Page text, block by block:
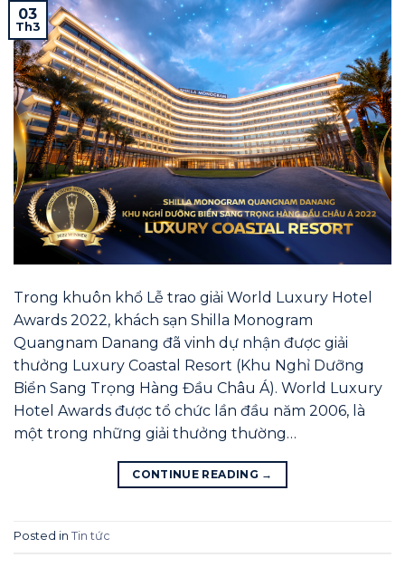
03
Th3
Trong khuôn khổ Lễ trao giải World Luxury Hotel
Awards 2022, khách sạn Shilla Monogram
Quangnam Danang đã vinh dự nhận được giải
thưởng Luxury Coastal Resort (Khu Nghỉ Dưỡng
Biển Sang Trọng Hàng Đầu Châu Á). World Luxury
Hotel Awards được tổ chức lần đầu năm 2006, là
một trong những giải thưởng thường…
CONTINUE READING →
Posted in Tin tức